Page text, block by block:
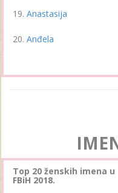
Anastasija
Anđela
Top 20 ženskih imena u
FBiH 2018.